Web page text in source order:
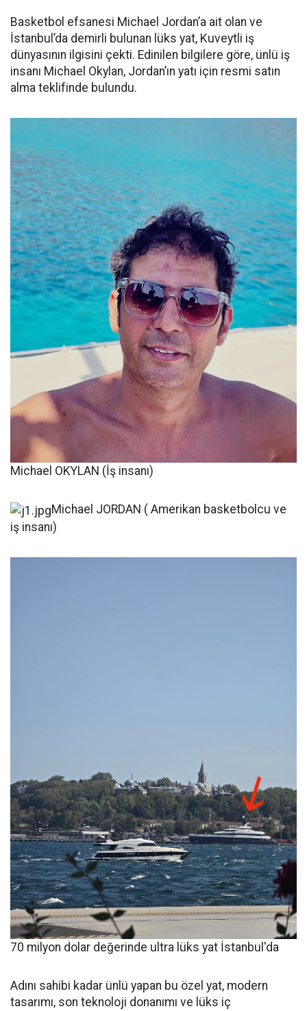
Basketbol efsanesi Michael Jordan’a ait olan ve
İstanbul’da demirli bulunan lüks yat, Kuveytli iş
dünyasının ilgisini çekti. Edinilen bilgilere göre, ünlü iş
insanı Michael Okylan, Jordan’ın yatı için resmi satın
alma teklifinde bulundu.
Michael OKYLAN (İş insanı)
Michael JORDAN ( Amerikan basketbolcu ve
iş insanı)
70 milyon dolar değerinde ultra lüks yat İstanbul'da
Adını sahibi kadar ünlü yapan bu özel yat, modern
tasarımı, son teknoloji donanımı ve lüks iç